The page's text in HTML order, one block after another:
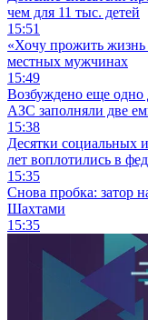
чем для 11 тыс. детей
15:51
«Хочу прожить жизнь
местных мужчинах
15:49
Возбуждено еще одно
АЗС заполняли две
15:38
Десятки социальных
лет воплотились в
15:35
Снова пробка: затор
Шахтами
15:35